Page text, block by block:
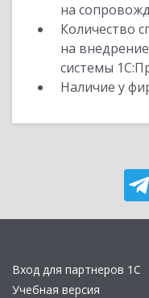
на
Количество
на
системы
Наличие у
Вход для партнеров 1С
Учебная версия